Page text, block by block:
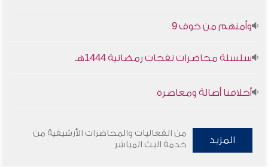
سلسلة محاضرات نفحات رمضانية 1444هـ
المزيد
من الفعاليات والمحاضرات الأرشيفية من
خدمة البث المباشر